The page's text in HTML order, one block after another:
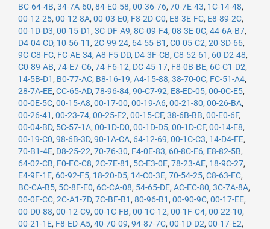
BC-64-4B, 34-7A-60, 84-E0-58, 00-36-76, 70-7E-43, 1C-14-48,
00-12-25, 00-12-8A, 00-03-E0, F8-2D-C0, E8-3E-FC, E8-89-2C,
00-1D-D3, 00-15-D1 , 3C-DF-A9, 8C-09-F4, 08-3E-0C, 44-6A-B7,
D4-04-CD, 10-56-11 , 2C-99-24, 64-55-B1 , C0-05-C2, 20-3D-66,
9C-C8-FC, FC-AE-34, A8-F5-DD, D4-3F-CB, C8-52-61 , 60-D2-48,
C0-89-AB, 74-E7-C6, 74-F6-12, DC-45-17, F8-0B-BE, 6C-C1-D2,
14-5B-D1 , B0-77-AC, B8-16-19, A4-15-88, 38-70-0C, FC-51-A4,
28-7A-EE, CC-65-AD, 78-96-84, 90-C7-92, E8-ED-05, 00-0C-E5,
00-0E-5C, 00-15-A8, 00-17-00, 00-19-A6, 00-21-80, 00-26-BA,
00-26-41 , 00-23-74, 00-25-F2, 00-15-CF, 38-6B-BB, 00-E0-6F,
00-04-BD, 5C-57-1A, 00-1D-D0, 00-1D-D5, 00-1D-CF, 00-14-E8,
00-19-C0, 98-6B-3D, 90-1A-CA, 64-12-69, 00-1C-C3, 14-D4-FE,
70-B1-4E, D8-25-22, 70-76-30, F4-0E-83, 60-8C-E6, E8-82-5B,
64-02-CB, F0-FC-C8, 2C-7E-81 , 5C-E3-0E, 78-23-AE, 18-9C-27,
E4-9F-1E, 60-92-F5, 18-20-D5, 14-C0-3E, 70-54-25, C8-63-FC,
BC-CA-B5, 5C-8F-E0, 6C-CA-08, 54-65-DE, AC-EC-80, 3C-7A-8A,
00-0F-CC, 2C-A1-7D, 7C-BF-B1 , 80-96-B1 , 00-90-9C, 00-17-EE,
00-D0-88, 00-12-C9, 00-1C-FB, 00-1C-12, 00-1F-C4, 00-22-10,
00-21-1E, F8-ED-A5, 40-70-09, 94-87-7C, 00-1D-D2, 00-17-E2,